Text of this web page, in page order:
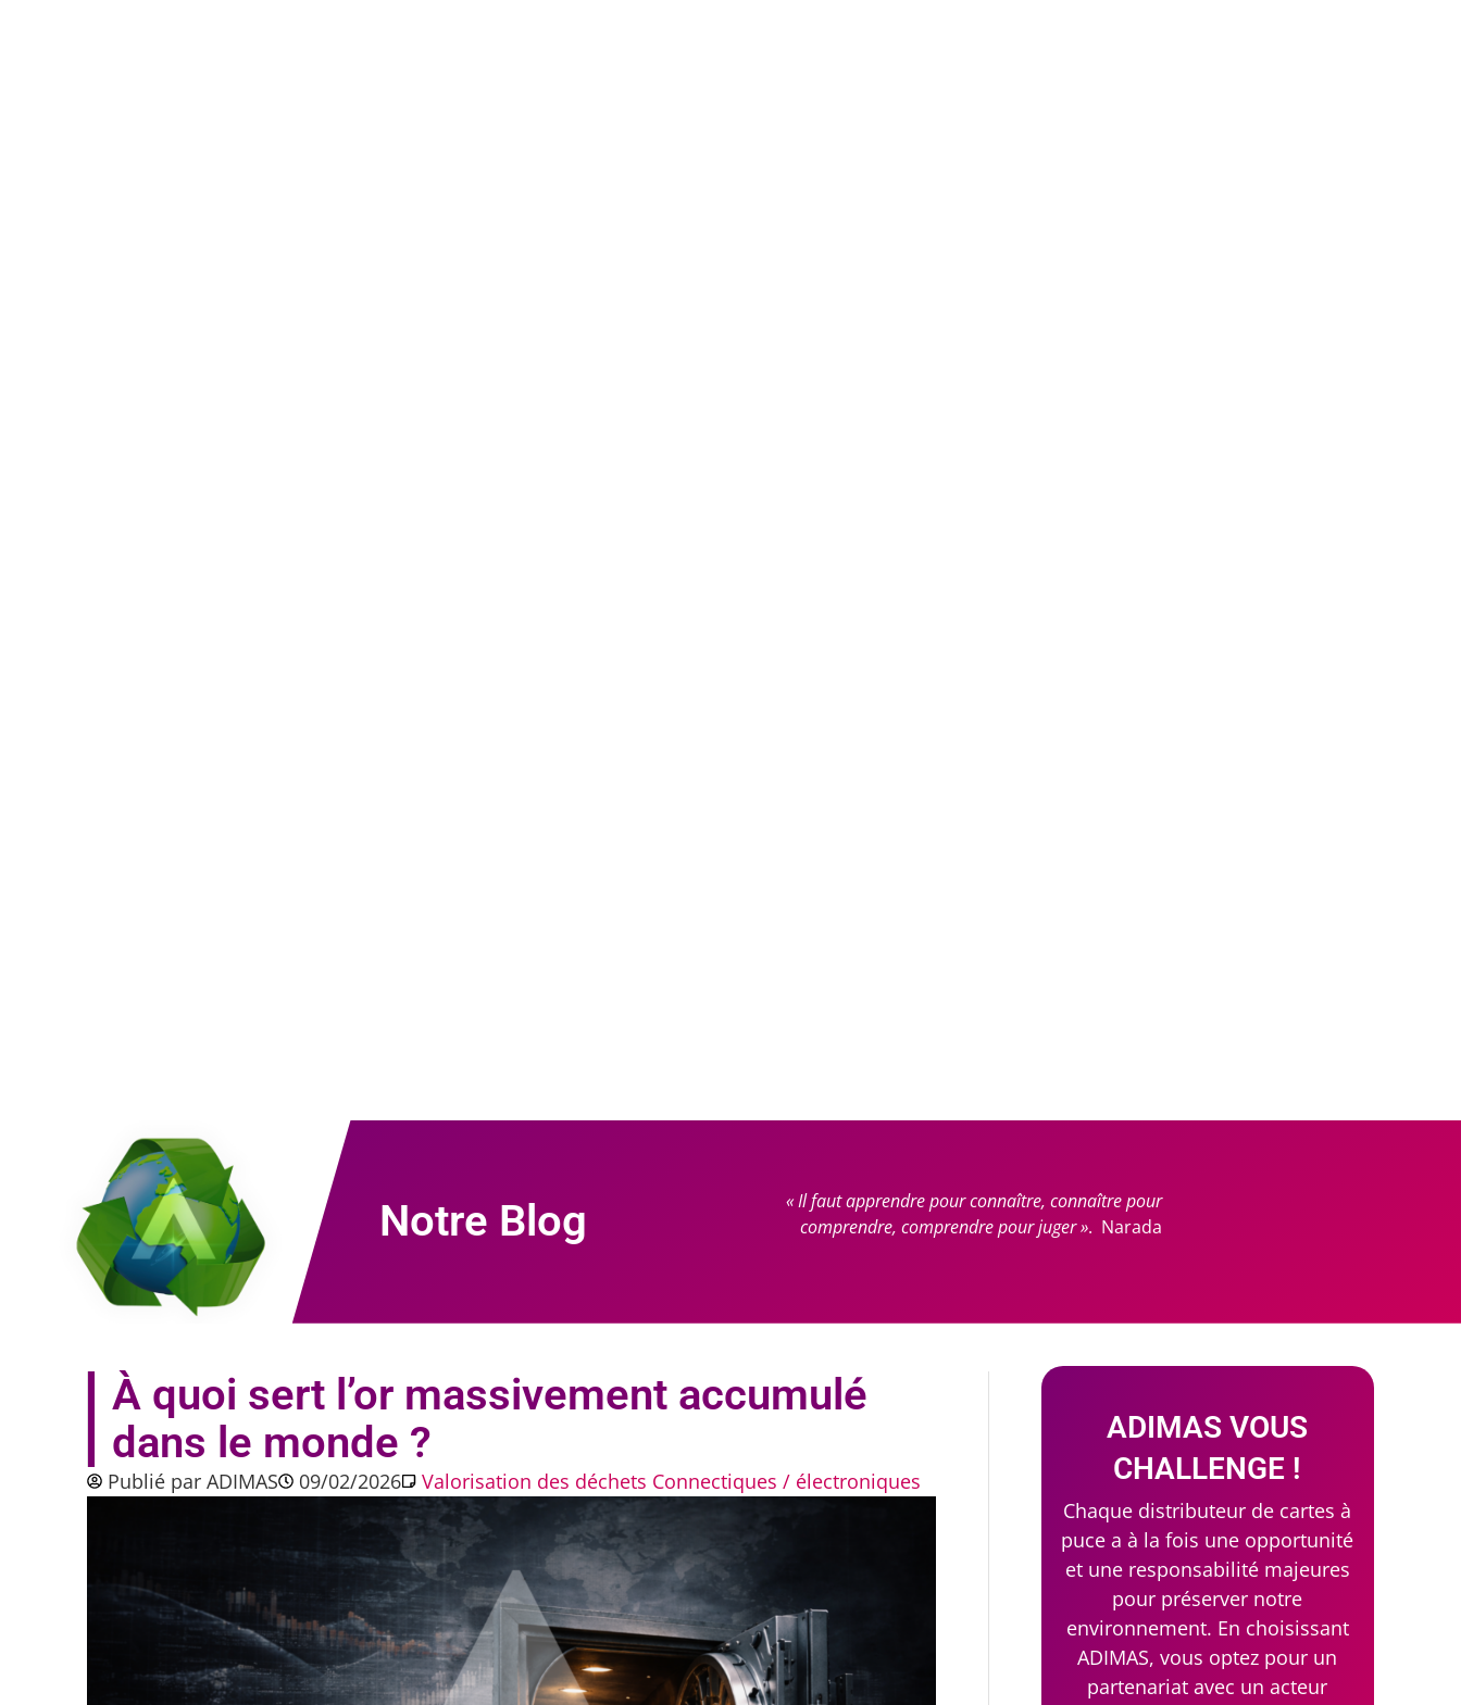
« Il faut apprendre pour connaître, connaître pour
comprendre, comprendre pour juger ». Narada
Notre Blog
À quoi sert l’or massivement accumulé
dans le monde ?
Publié par ADIMAS 09/02/2026 Valorisation des déchets Connectiques / électroniques
ADIMAS VOUS
CHALLENGE !
Chaque distributeur de cartes à
puce a à la fois une opportunité
et une responsabilité majeures
pour préserver notre
environnement. En choisissant
ADIMAS, vous optez pour un
partenariat avec un acteur